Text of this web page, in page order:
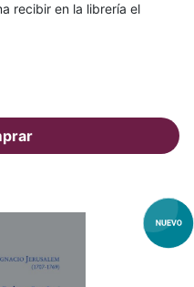
recibir en la librería el